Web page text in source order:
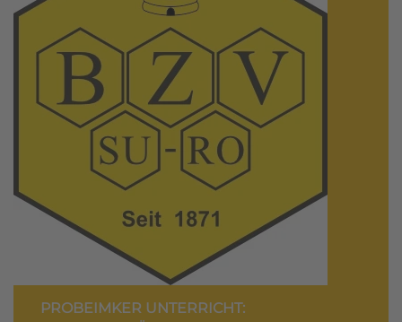
PROBEIMKER UNTERRICHT: